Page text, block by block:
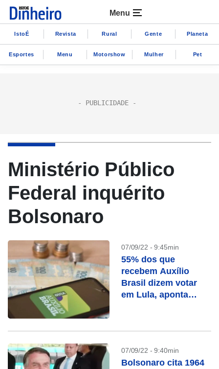
Menu
IstoÉ Revista Rural Gente Planeta
Esportes Menu Motorshow Mulher Pet
Ministério Público
Federal inquérito
Bolsonaro
07/09/22 - 9:45min
55% dos que
recebem Auxílio
Brasil dizem votar
em Lula, aponta
07/09/22 - 9:40min
Bolsonaro cita 1964